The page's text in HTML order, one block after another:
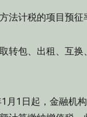
法计税的项目预征
转包、出租、互
月1日起，金融机